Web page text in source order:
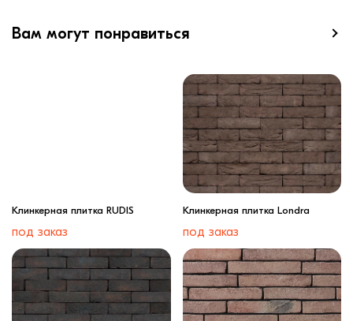
Вам могут понравиться
Клинкерная плитка RUDIS
под заказ
Клинкерная плитка Londra
под заказ